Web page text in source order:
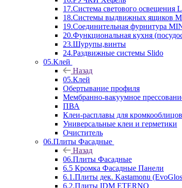
17.Система светового освещения
18.Системы выдвижных ящиков
19.Соединительная фурнитура
20.Функциональная кухня
23.Шурупы,винты
24.Раздвижные системы Slido
05.Клей
Назад
05.Клей
Обертывание профиля
Мембранно-вакуумное
ПВА
Клеи-расплавы для
Универсальные клеи и герметики
Очиститель
06.Плиты Фасадные
Назад
06.Плиты Фасадные
6.5 Кромка Фасадные Панели
6.1.Плиты дек. Kastamonu
6.2.Плиты IDM ETERNO